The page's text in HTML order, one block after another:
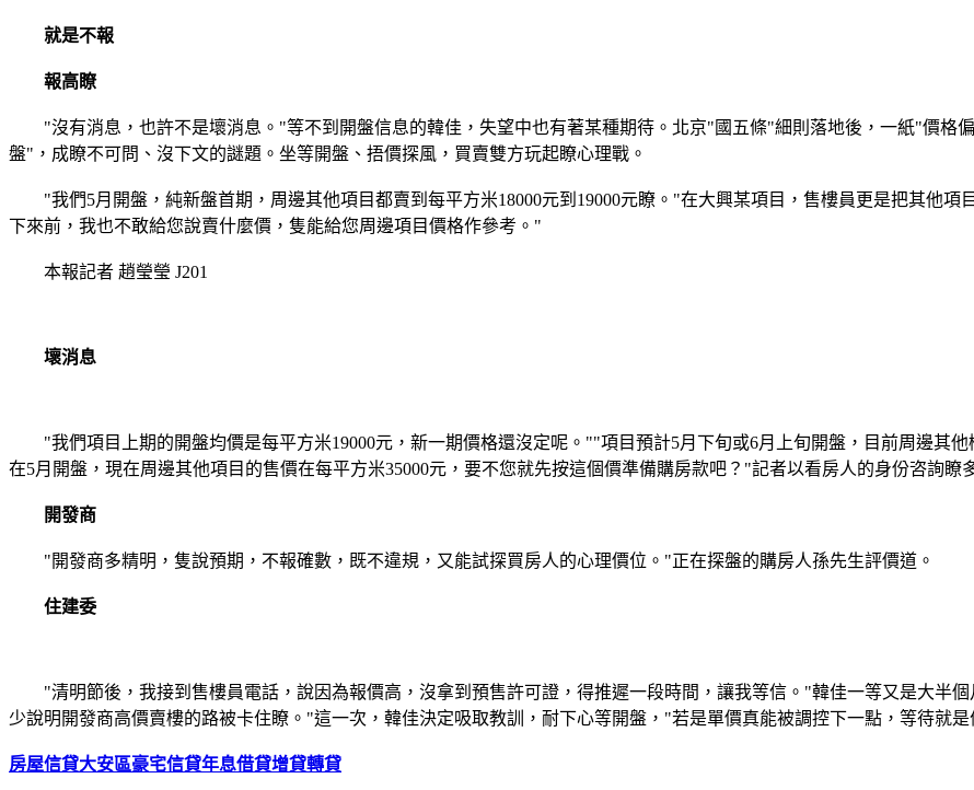
就是不報
報高瞭
"沒有消息，也許不是壞消息。"等不到開盤信息的韓佳，失望中也有著某種期待。北京"國五條"細則落地後，一紙"價格
盤"，成瞭不可問、沒下文的謎題。坐等開盤、捂價探風，買賣雙方玩起瞭心理戰。
"我們5月開盤，純新盤首期，周邊其他項目都賣到每平方米18000元到19000元瞭。"在大興某項目，售樓員更是把其他項
下來前，我也不敢給您說賣什麼價，隻能給您周邊項目價格作參考。"
本報記者 趙瑩瑩 J201
壞消息
"我們項目上期的開盤均價是每平方米19000元，新一期價格還沒定呢。""項目預計5月下旬或6月上旬開盤，目前周邊其他
在5月開盤，現在周邊其他項目的售價在每平方米35000元，要不您就先按這個價準備購房款吧？"記者以看房人的身份咨詢瞭
開發商
"開發商多精明，隻說預期，不報確數，既不違規，又能試探買房人的心理價位。"正在探盤的購房人孫先生評價道。
住建委
"清明節後，我接到售樓員電話，說因為報價高，沒拿到預售許可證，得推遲一段時間，讓我等信。"韓佳一等又是大半
少說明開發商高價賣樓的路被卡住瞭。"這一次，韓佳決定吸取教訓，耐下心等開盤，"若是單價真能被調控下一點，等待就
房屋信貸大安區豪宅信貸年息借貸增貸轉貸